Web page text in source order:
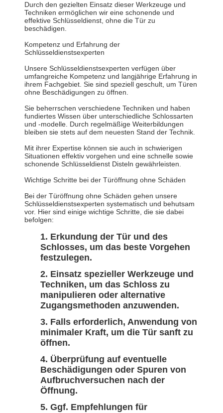
Durch den gezielten Einsatz dieser Werkzeuge und
Techniken ermöglichen wir eine schonende und
effektive Schlüsseldienst, ohne die Tür zu
beschädigen.
Kompetenz und Erfahrung der
Schlüsseldienstsexperten
Unsere Schlüsseldienstsexperten verfügen über
umfangreiche Kompetenz und langjährige Erfahrung in
ihrem Fachgebiet. Sie sind speziell geschult, um Türen
ohne Beschädigungen zu öffnen.
Sie beherrschen verschiedene Techniken und haben
fundiertes Wissen über unterschiedliche Schlossarten
und -modelle. Durch regelmäßige Weiterbildungen
bleiben sie stets auf dem neuesten Stand der Technik.
Mit ihrer Expertise können sie auch in schwierigen
Situationen effektiv vorgehen und eine schnelle sowie
schonende Schlüsseldienst Disteln gewährleisten.
Wichtige Schritte bei der Türöffnung ohne Schäden
Bei der Türöffnung ohne Schäden gehen unsere
Schlüsseldienstsexperten systematisch und behutsam
vor. Hier sind einige wichtige Schritte, die sie dabei
befolgen:
Erkundung der Tür und des
Schlosses, um das beste Vorgehen
festzulegen.
Einsatz spezieller Werkzeuge und
Techniken, um das Schloss zu
manipulieren oder alternative
Zugangsmethoden anzuwenden.
Falls erforderlich, Anwendung von
minimaler Kraft, um die Tür sanft zu
öffnen.
Überprüfung auf eventuelle
Beschädigungen oder Spuren von
Aufbruchversuchen nach der
Öffnung.
Ggf. Empfehlungen für